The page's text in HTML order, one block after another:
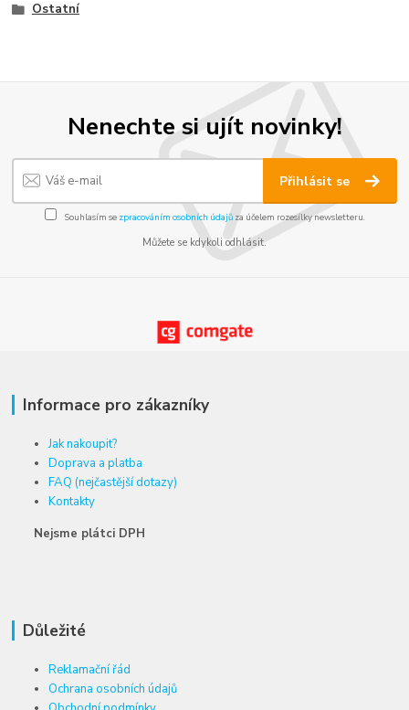
Ostatní
Nenechte si ujít novinky!
Přihlásit se
Souhlasím se zpracováním osobních údajůza účelem rozesílky newsletteru.
Můžete se kdykoli odhlásit.
Informace pro zákazníky
Jak nakoupit?
Doprava a platba
FAQ (nejčastější dotazy)
Kontakty
Nejsme plátci DPH
Důležité
Reklamační řád
Ochrana osobních údajů